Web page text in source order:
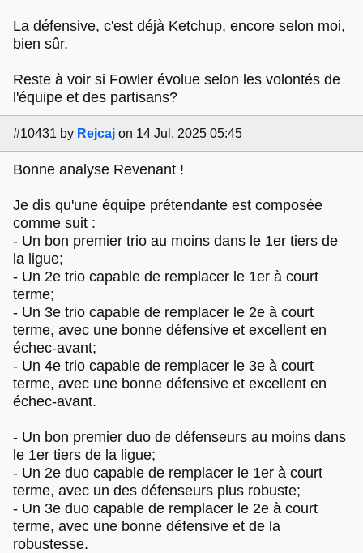
La défensive, c'est déjà Ketchup, encore selon moi,
bien sûr.
Reste à voir si Fowler évolue selon les volontés de
l'équipe et des partisans?
#10431 by Rejcaj on 14 Jul, 2025 05:45
Bonne analyse Revenant !
Je dis qu'une équipe prétendante est composée
comme suit :
- Un bon premier trio au moins dans le 1er tiers de
la ligue;
- Un 2e trio capable de remplacer le 1er à court
terme;
- Un 3e trio capable de remplacer le 2e à court
terme, avec une bonne défensive et excellent en
échec-avant;
- Un 4e trio capable de remplacer le 3e à court
terme, avec une bonne défensive et excellent en
échec-avant.
- Un bon premier duo de défenseurs au moins dans
le 1er tiers de la ligue;
- Un 2e duo capable de remplacer le 1er à court
terme, avec un des défenseurs plus robuste;
- Un 3e duo capable de remplacer le 2e à court
terme, avec une bonne défensive et de la
robustesse.